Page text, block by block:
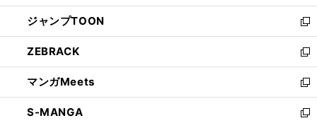
開
く
ウ
で
開
く
ン
ド
ウ
で
開
く
ウ
ィ
ン
ド
ウ
で
開
く
し
い
ウ
ィ
ン
ド
ウ
で
ジャンプTOON
新
し
い
ウ
ィ
ン
ド
ZEBRACK
新
し
い
ウ
ィ
マンガMeets
新
し
い
S-MANGA
新